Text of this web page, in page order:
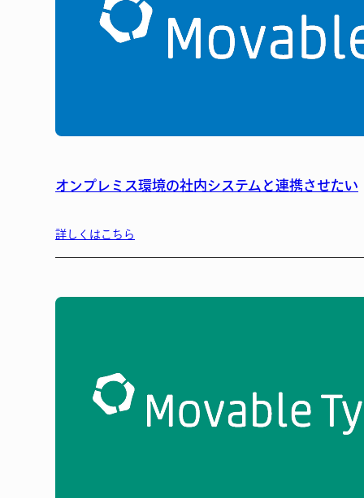
オンプレミス環境の社内システムと連携させたい
詳しくはこちら